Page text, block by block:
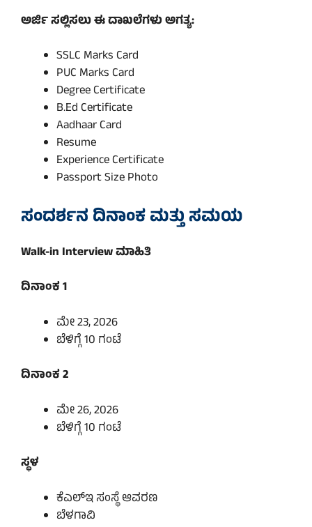
ಅರ್ಜಿ ಸಲ್ಲಿಸಲು ಈ ದಾಖಲೆಗಳು ಅಗತ್ಯ:
SSLC Marks Card
PUC Marks Card
Degree Certificate
B.Ed Certificate
Aadhaar Card
Resume
Experience Certificate
Passport Size Photo
ಸಂದರ್ಶನ ದಿನಾಂಕ ಮತ್ತು ಸಮಯ
Walk-in Interview ಮಾಹಿತಿ
ದಿನಾಂಕ 1
ಮೇ 23, 2026
ಬೆಳಿಗ್ಗೆ 10 ಗಂಟೆ
ದಿನಾಂಕ 2
ಮೇ 26, 2026
ಬೆಳಿಗ್ಗೆ 10 ಗಂಟೆ
ಸ್ಥಳ
ಕೆಎಲ್‌ಇ ಸಂಸ್ಥೆ ಆವರಣ
ಬೆಳಗಾವಿ